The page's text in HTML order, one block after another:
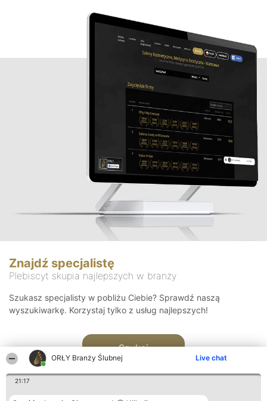
ORŁY Branży Ślubnej Live chat
21:17
Znajdź specjalistę
Plebiscyt skupia najlepszych w branży
Szukasz specjalisty w pobliżu Ciebie? Sprawdź naszą
wyszukiwarkę. Korzystaj tylko z usług najlepszych!
Szukaj